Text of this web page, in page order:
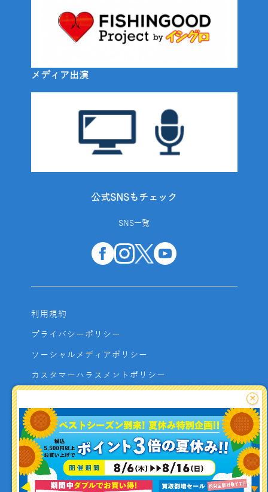
釣り情報を
メディア出演
公式SNSもチェック
SNS一覧
利用規約
プライバシーポリシー
ソーシャルメディアポリシー
カスタマーハラスメントポリシー
よくあるご質問
お問い合わせ
利用者資金の保全方法
×